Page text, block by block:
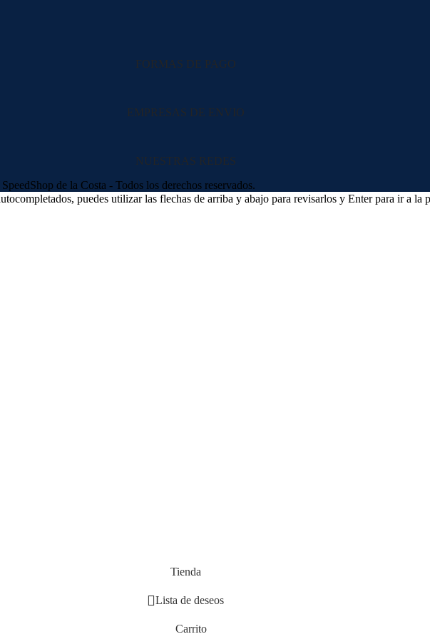
FORMAS DE PAGO
EMPRESAS DE ENVIO
NUESTRAS REDES
de la Costa - Todos los derechos reservados.
puedes utilizar las flechas de arriba y abajo para revisarlos y Enter para ir a la
Tienda
Lista de deseos
Carrito